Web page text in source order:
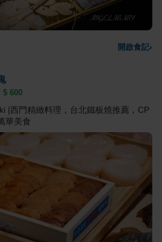
開啟食記›
$ 600
|西門精緻料理，台北鐵板燒推薦，CP
華美食